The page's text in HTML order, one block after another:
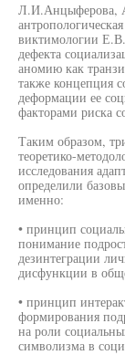
Л.И.Анцыферова,
виктимологии
дефекта
аномию как
также концепция
деформации ее
факторами риска
Таким образом,
теоретико-
исследования
определили
именно:
• принцип
понимание
дезинтеграции
дисфункции в
• принцип
формирования
на роли
символизма в